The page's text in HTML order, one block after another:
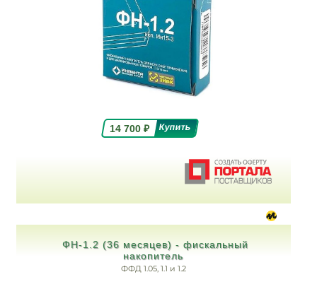
14 700₽
ФН-1.2 (36 месяцев) - фискальный
накопитель
ФФД 1.05, 1.1 и 1.2